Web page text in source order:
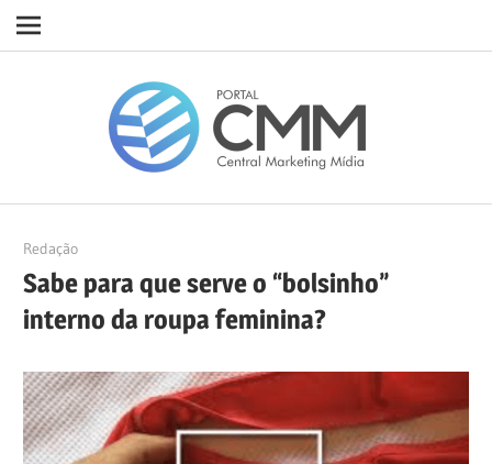
Navigation
19/11/2020
Redação
Sabe para que serve o “bolsinho”
interno da roupa feminina?